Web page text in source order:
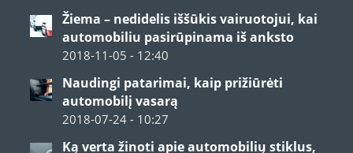
Žiema – nedidelis iššūkis vairuotojui, kai
automobiliu pasirūpinama iš anksto
2018-11-05 - 12:40
Naudingi patarimai, kaip prižiūrėti
automobilį vasarą
2018-07-24 - 10:27
Ką verta žinoti apie automobilių stiklus,